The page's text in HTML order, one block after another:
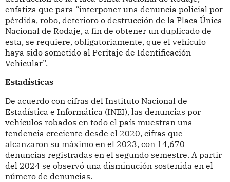
enfatiza que para “interponer una denuncia policial por
pérdida, robo, deterioro o destrucción de la Placa Única
Nacional de Rodaje, a fin de obtener un duplicado de
esta, se requiere, obligatoriamente, que el vehículo
haya sido sometido al Peritaje de Identificación
Vehicular”.
Estadísticas
De acuerdo con cifras del Instituto Nacional de
Estadística e Informática (INEI), las denuncias por
vehículos robados en todo el país muestran una
tendencia creciente desde el 2020, cifras que
alcanzaron su máximo en el 2023, con 14,670
denuncias registradas en el segundo semestre. A partir
del 2024 se observó una disminución sostenida en el
número de denuncias.